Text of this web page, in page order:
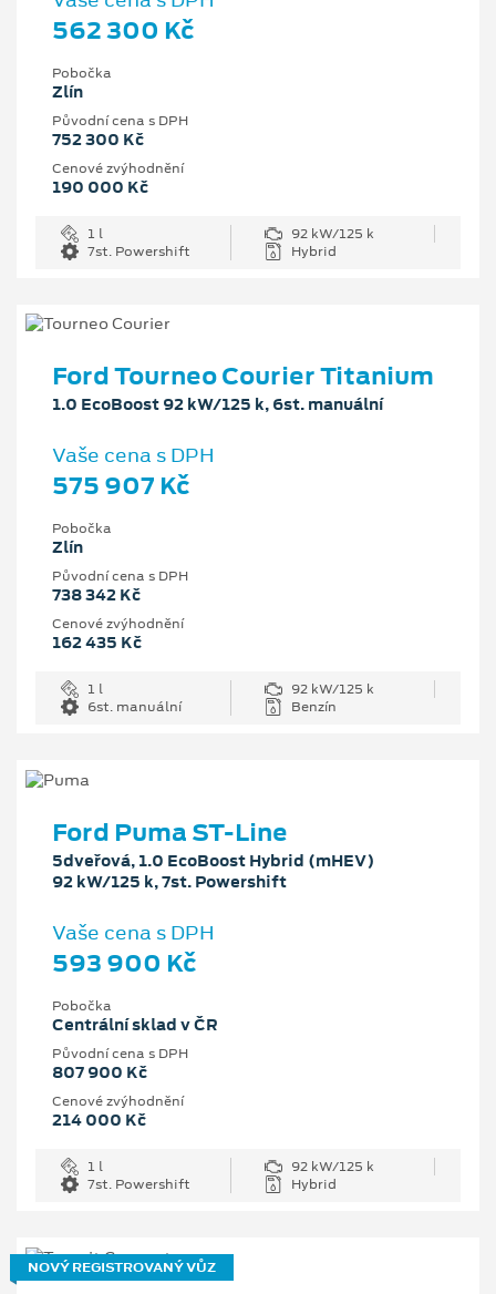
562 300 Kč
Pobočka
Zlín
Původní cena s DPH
752 300 Kč
Cenové zvýhodnění
190 000 Kč
1 l
92 kW/125 k
7st. Powershift
Hybrid
Ford Tourneo Courier Titanium
1.0 EcoBoost 92 kW/125 k, 6st. manuální
Vaše cena s DPH
575 907 Kč
Pobočka
Zlín
Původní cena s DPH
738 342 Kč
Cenové zvýhodnění
162 435 Kč
1 l
92 kW/125 k
6st. manuální
Benzín
Ford Puma ST-Line
5dveřová, 1.0 EcoBoost Hybrid (mHEV)
92 kW/125 k, 7st. Powershift
Vaše cena s DPH
593 900 Kč
Pobočka
Centrální sklad v ČR
Původní cena s DPH
807 900 Kč
Cenové zvýhodnění
214 000 Kč
1 l
92 kW/125 k
7st. Powershift
Hybrid
NOVÝ REGISTROVANÝ VŮZ